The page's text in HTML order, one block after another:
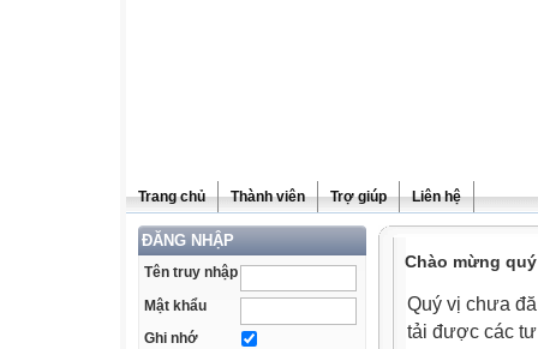
Trang chủ Thành viên Trợ giúp Liên hệ
ĐĂNG NHẬP
Tên truy nhập
Mật khẩu
Ghi nhớ
Chào mừng
Quý vị chưa
tải được các